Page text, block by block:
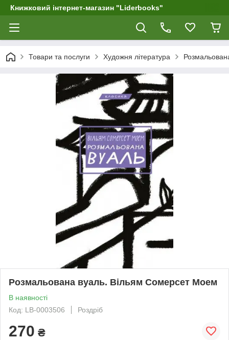
Книжковий інтернет-магазин "Liderbooks"
Товари та послуги Художня література
Розмальована вуаль. Вільям Сомерсет Моем
В наявності
Код: LB-0003506
Роздріб
270 ₴